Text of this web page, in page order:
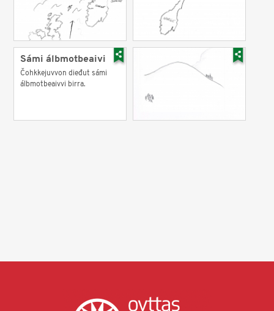
Sámi álbmotbeaivi
Čohkkejuvvon dieđut sámi
álbmotbeaivvi birra.